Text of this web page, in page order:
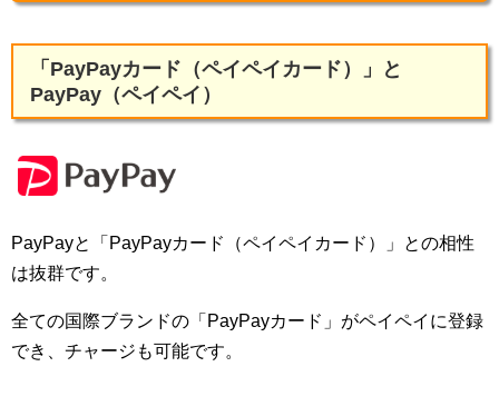
「PayPayカード（ペイペイカード）」と
PayPay（ペイペイ）
PayPayと「PayPayカード（ペイペイカード）」との相性
は抜群です。
全ての国際ブランドの「PayPayカード」がペイペイに登録
でき、チャージも可能です。